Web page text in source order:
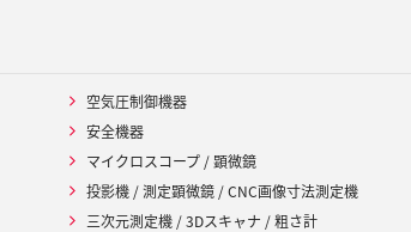
空気圧制御機器
安全機器
マイクロスコープ / 顕微鏡
投影機 / 測定顕微鏡 / CNC画像寸法測定機
三次元測定機 / 3Dスキャナ / 粗さ計